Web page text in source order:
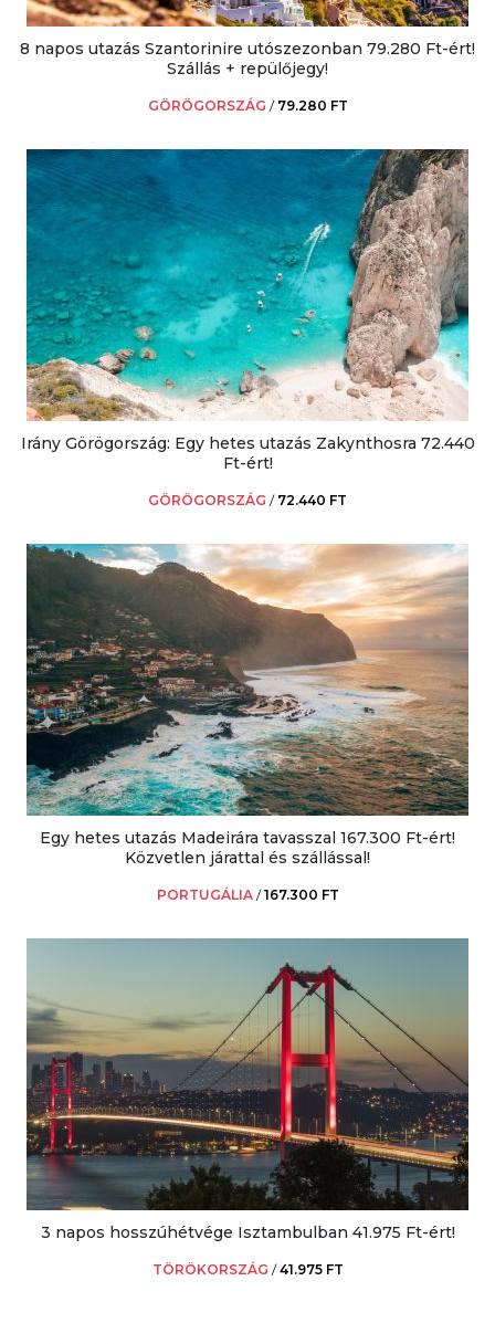
8 napos utazás Szantorinire utószezonban 79.280 Ft-ért!
Szállás + repülőjegy!
GÖRÖGORSZÁG / 79.280 FT
Irány Görögország: Egy hetes utazás Zakynthosra 72.440
Ft-ért!
GÖRÖGORSZÁG / 72.440 FT
Egy hetes utazás Madeirára tavasszal 167.300 Ft-ért!
Közvetlen járattal és szállással!
PORTUGÁLIA /167.300 FT
3 napos hosszúhétvége Isztambulban 41.975 Ft-ért!
TÖRÖKORSZÁG /41.975 FT